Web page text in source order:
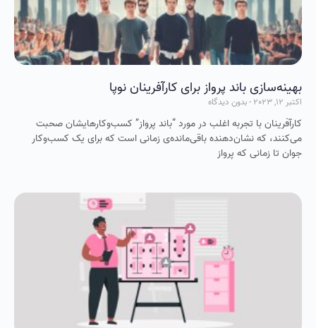
بهینه‌سازی باند پرواز برای کارآفرینان نوپا
اکتبر 12, 2023 بدون دیدگاه
کارآفرینان با تجربه اغلب در مورد “باند پرواز” کسب‌وکارهایشان صحبت
می‌کنند، که نشان‌دهنده باقی‌مانده‌ی زمانی است که برای یک کسب‌وکار
جوان تا زمانی که پرواز